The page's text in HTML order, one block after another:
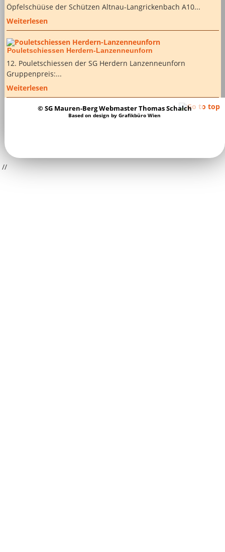
Öpfelschüüse der Schützen Altnau-Langrickenbach A10...
Weiterlesen
Pouletschiessen Herdern-Lanzenneunforn
12. Pouletschiessen der SG Herdern Lanzenneunforn
Gruppenpreis:...
Weiterlesen
© SG Mauren-Berg Webmaster Thomas Schalch
Based on design byGrafikbüro Wien
//